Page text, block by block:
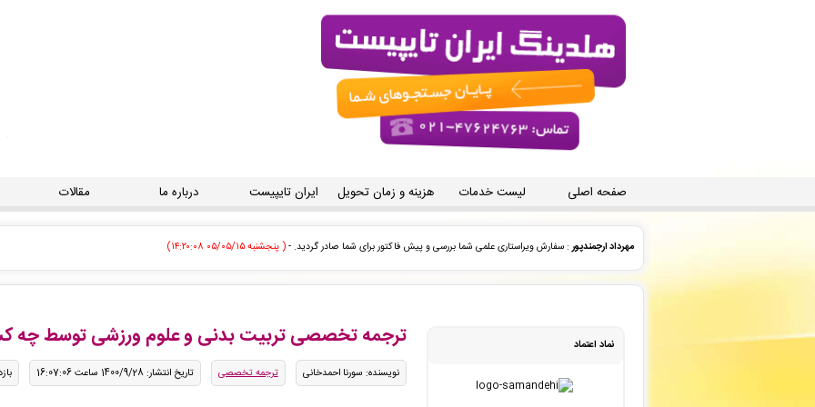
صفحه اصلی لیست خدمات هزینه و زمان تحویل ایران تایپیست درباره ما مقالات
علی احمد زاده: پیش فاکتور شما با موفقیت پرداخت شد و سفارش تایپ، صفحه آرایی شما در حال انجام است. -( پنجشنبه ۰۵/۰۵/۱۵ ۱۴:۱۳:۲۴)
جعفر نیازی: پیش فاکتور شما با موفقیت پرداخت شد و سفارش تایپ، صفحه آرایی شما در حال انجام است. -( پنجشنبه ۰۵/۰۵/۱۵ ۱۴:۰۵:۳۸)
: پیش فاکتور شما با موفقیت پرداخت شد و سفارش تایپ، صفحه آرایی شما در حال انجام است. -
نماد اعتماد ترجمه تخصصی تربیت بدنی و علوم ورزشی توسط چه
نویسنده: سورنا احمدخانی ترجمه تخصصی تاریخ انتشار: 1400/9/28 ساعت 16:07:06